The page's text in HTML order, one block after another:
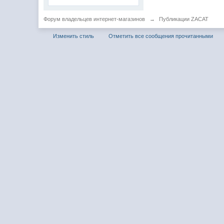
Форум владельцев интернет-магазинов → Публикации ZACAT
Изменить стиль Отметить все сообщения прочитанными